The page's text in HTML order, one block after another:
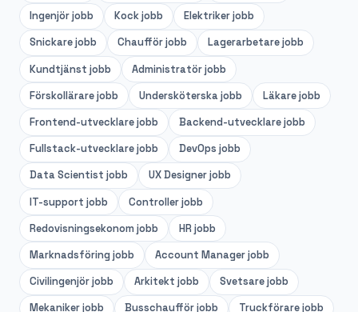
Ingenjörjobb Kockjobb Elektrikerjobb
Snickarejobb Chaufförjobb Lagerarbetarejobb
Kundtjänst jobb Administratörjobb
Förskollärarejobb Undersköterskajobb Läkarejobb
Frontend-utvecklarejobb Backend-utvecklarejobb
Fullstack-utvecklarejobb DevOps jobb
Data Scientist jobb UX Designerjobb
IT-support jobb Controllerjobb
Redovisningsekonom jobb HR jobb
Marknadsföring jobb Account Managerjobb
Civilingenjörjobb Arkitekt jobb Svetsarejobb
Mekanikerjobb Busschaufförjobb Truckförarejobb